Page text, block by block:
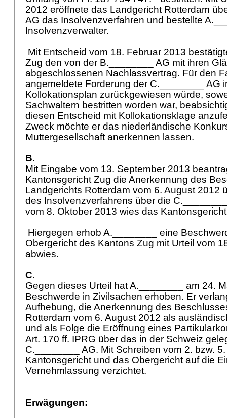
2012 eröffnete das Landgericht Rotterdam
AG das Insolvenzverfahren und bestellte
Insolvenzverwalter.
Mit Entscheid vom 18. Februar 2013
Zug den von der B.________ AG mit ihren
abgeschlossenen Nachlassvertrag. Für den
angemeldete Forderung der C.________ AG
Kollokationsplan zurückgewiesen würde,
Sachwaltern bestritten worden war,
diesen Entscheid mit Kollokationsklage
Zweck möchte er das niederländische
Muttergesellschaft anerkennen lassen.
B.
Mit Eingabe vom 13. September 2013
Kantonsgericht Zug die Anerkennung des
Landgerichts Rotterdam vom 6. August 2012
des Insolvenzverfahrens über die
vom 8. Oktober 2013 wies das
Hiergegen erhob A.________ eine
Obergericht des Kantons Zug mit Urteil vom
abwies.
C.
Gegen dieses Urteil hat A.________ am 24.
Beschwerde in Zivilsachen erhoben. Er
Aufhebung, die Anerkennung des
Rotterdam vom 6. August 2012 als
und als Folge die Eröffnung eines
Art. 170 ff. IPRG über das in der Schweiz
C.________ AG. Mit Schreiben vom 2. bzw.
Kantonsgericht und das Obergericht auf die
Vernehmlassung verzichtet.
Erwägungen: